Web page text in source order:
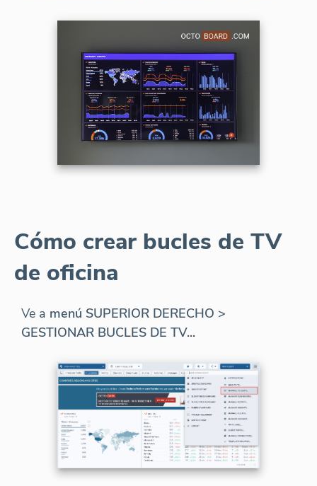
Cómo crear bucles de TV
de oficina
Ve a menú SUPERIOR DERECHO >
GESTIONAR BUCLES DE TV...